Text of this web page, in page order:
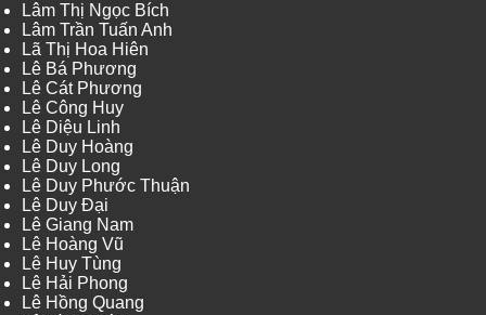
Lâm Thị Ngọc Bích
Lâm Trần Tuấn Anh
Lã Thị Hoa Hiên
Lê Bá Phương
Lê Cát Phương
Lê Công Huy
Lê Diệu Linh
Lê Duy Hoàng
Lê Duy Long
Lê Duy Phước Thuận
Lê Duy Đại
Lê Giang Nam
Lê Hoàng Vũ
Lê Huy Tùng
Lê Hải Phong
Lê Hồng Quang